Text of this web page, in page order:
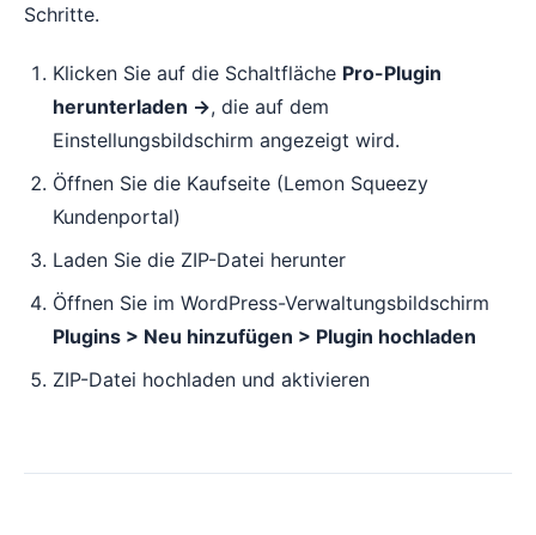
Schritte.
Klicken Sie auf die Schaltfläche Pro-Plugin
herunterladen →, die auf dem
Einstellungsbildschirm angezeigt wird.
Öffnen Sie die Kaufseite (Lemon Squeezy
Kundenportal)
Laden Sie die ZIP-Datei herunter
Öffnen Sie im WordPress-Verwaltungsbildschirm
Plugins > Neu hinzufügen > Plugin hochladen
ZIP-Datei hochladen und aktivieren